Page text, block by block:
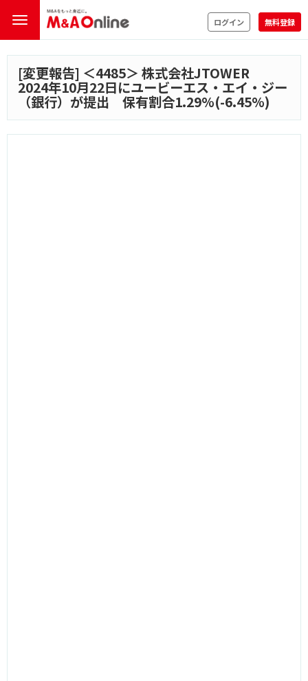
ログイン 無料登録
[変更報告] ＜4485＞ 株式会社JTOWER
2024年10月22日にユービーエス・エイ・ジー
（銀行）が提出 保有割合1.29%(-6.45%)